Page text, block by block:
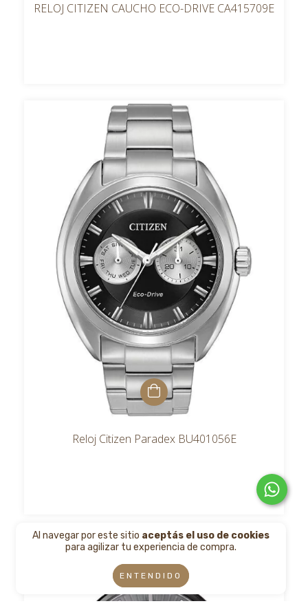
Al navegar por este sitio aceptás el uso de cookies
para agilizar tu experiencia de compra.
ENTENDIDO
RELOJ CITIZEN CAUCHO ECO-DRIVE CA415709E
Reloj Citizen Paradex BU401056E